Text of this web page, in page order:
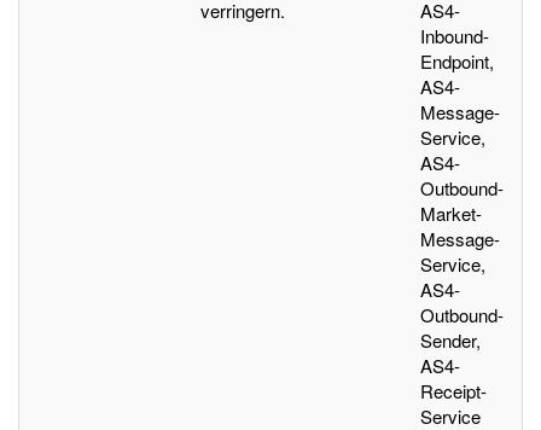
verringern.
AS4-
Inbound-
Endpoint,
AS4-
Message-
Service,
AS4-
Outbound-
Market-
Message-
Service,
AS4-
Outbound-
Sender,
AS4-
Receipt-
Service